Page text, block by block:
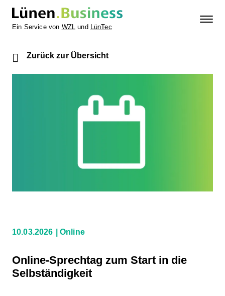
Ein Service von WZL und LünTec
Zurück zur Übersicht
10.03.2026 Online
Online-Sprechtag zum Start in die
Selbständigkeit